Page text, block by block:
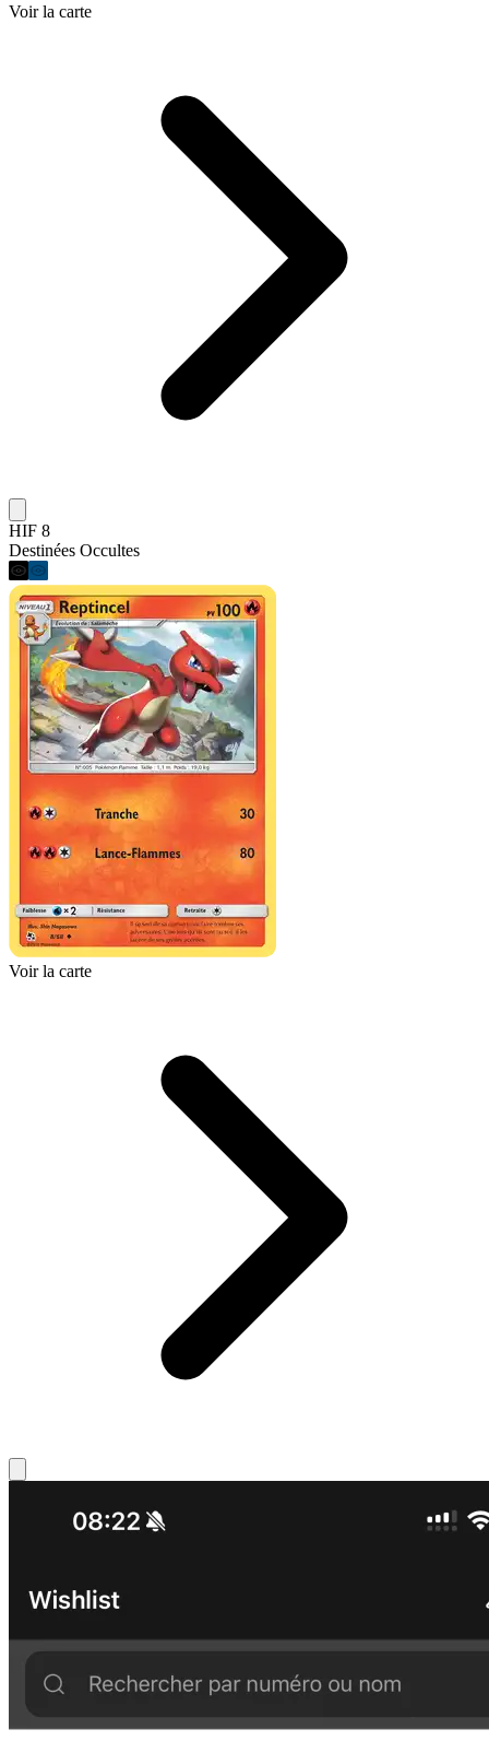
Voir la carte
HIF 8
Destinées Occultes
Voir la carte